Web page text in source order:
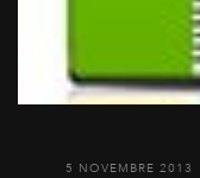
5 NOVEMBRE 2013